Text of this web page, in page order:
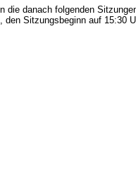
danach folgenden
Sitzungsbeginn auf 15:30